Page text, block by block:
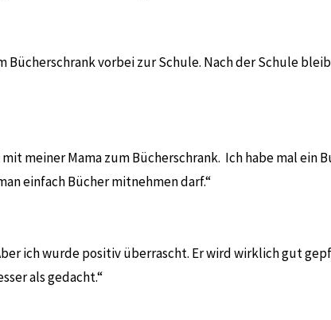
Bücherschrank vorbei zur Schule. Nach der Schule
meiner Mama zum Bücherschrank. Ich habe mal ein
einfach Bücher mitnehmen darf.“
ich wurde positiv überrascht. Er wird wirklich gut
als gedacht.“